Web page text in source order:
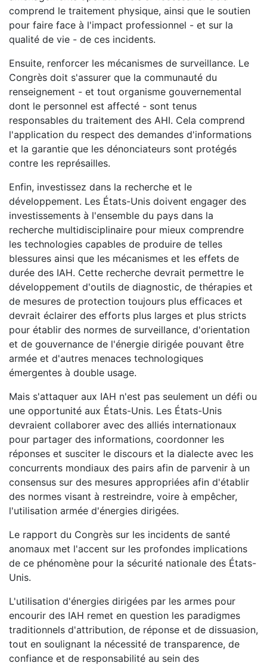
comprend le traitement physique, ainsi que le soutien
pour faire face à l'impact professionnel - et sur la
qualité de vie - de ces incidents.
Ensuite, renforcer les mécanismes de surveillance. Le
Congrès doit s'assurer que la communauté du
renseignement - et tout organisme gouvernemental
dont le personnel est affecté - sont tenus
responsables du traitement des AHI. Cela comprend
l'application du respect des demandes d'informations
et la garantie que les dénonciateurs sont protégés
contre les représailles.
Enfin, investissez dans la recherche et le
développement. Les États-Unis doivent engager des
investissements à l'ensemble du pays dans la
recherche multidisciplinaire pour mieux comprendre
les technologies capables de produire de telles
blessures ainsi que les mécanismes et les effets de
durée des IAH. Cette recherche devrait permettre le
développement d'outils de diagnostic, de thérapies et
de mesures de protection toujours plus efficaces et
devrait éclairer des efforts plus larges et plus stricts
pour établir des normes de surveillance, d'orientation
et de gouvernance de l'énergie dirigée pouvant être
armée et d'autres menaces technologiques
émergentes à double usage.
Mais s'attaquer aux IAH n'est pas seulement un défi ou
une opportunité aux États-Unis. Les États-Unis
devraient collaborer avec des alliés internationaux
pour partager des informations, coordonner les
réponses et susciter le discours et la dialecte avec les
concurrents mondiaux des pairs afin de parvenir à un
consensus sur des mesures appropriées afin d'établir
des normes visant à restreindre, voire à empêcher,
l'utilisation armée d'énergies dirigées.
Le rapport du Congrès sur les incidents de santé
anomaux met l'accent sur les profondes implications
de ce phénomène pour la sécurité nationale des États-
Unis.
L'utilisation d'énergies dirigées par les armes pour
encourir des IAH remet en question les paradigmes
traditionnels d'attribution, de réponse et de dissuasion,
tout en soulignant la nécessité de transparence, de
confiance et de responsabilité au sein des